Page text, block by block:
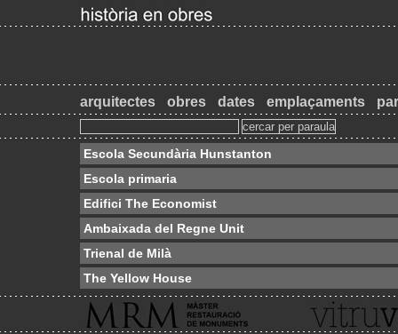
arquitectes obres dates emplaçaments
Escola Secundària Hunstanton
Escola primaria
Edifici The Economist
Ambaixada del Regne Unit
Trienal de Milà
The Yellow House